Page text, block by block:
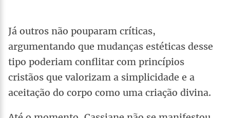
Já outros não pouparam críticas,
argumentando que mudanças estéticas desse
tipo poderiam conflitar com princípios
cristãos que valorizam a simplicidade e a
aceitação do corpo como uma criação divina.